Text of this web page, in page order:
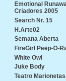
Emotional
Criadores 2005
Search Nr. 15
H.Arte02
Semana Aberta
FireGirl Peep-O-
White Owl
Juke Body
Teatro